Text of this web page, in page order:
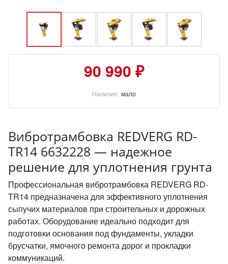
90 990 ₽
Наличие: мало
Вибротрамбовка REDVERG RD-
TR14 6632228 — надежное
решение для уплотнения грунта
Профессиональная вибротрамбовка REDVERG RD-
TR14 предназначена для эффективного уплотнения
сыпучих материалов при строительных и дорожных
работах. Оборудование идеально подходит для
подготовки основания под фундаменты, укладки
брусчатки, ямочного ремонта дорог и прокладки
коммуникаций.